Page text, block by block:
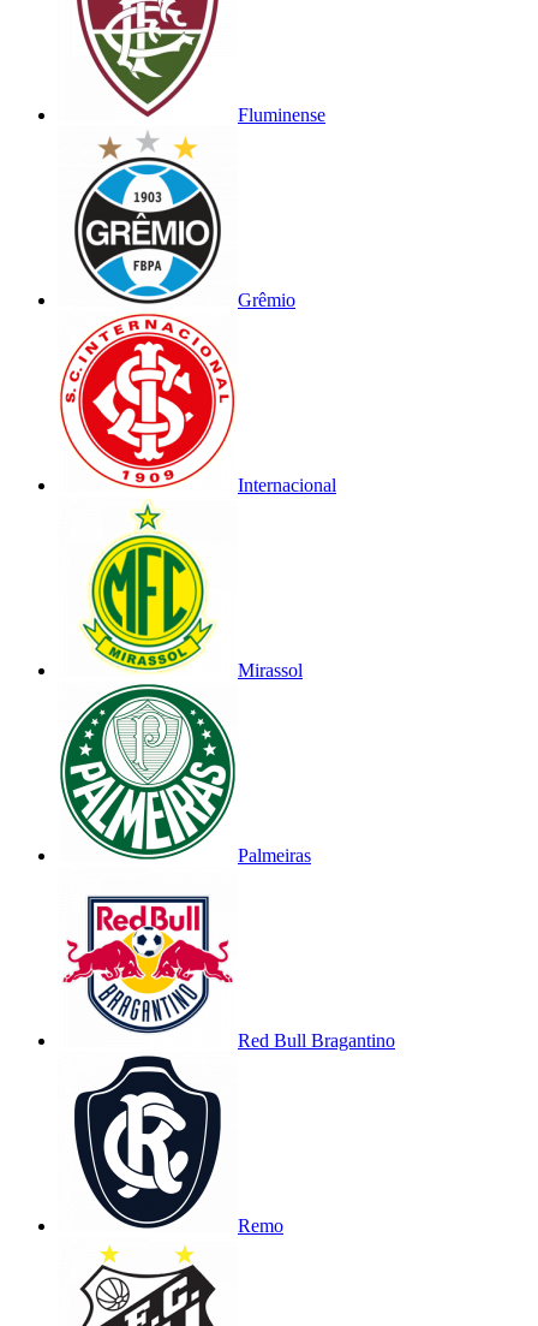
Fluminense
Grêmio
Internacional
Mirassol
Palmeiras
Red Bull Bragantino
Remo